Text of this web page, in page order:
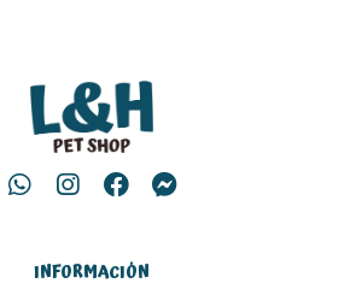
INFORMACIÓN